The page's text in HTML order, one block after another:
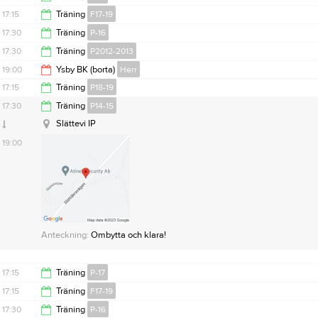
19:30
18:30
17:15 Träning F17-19
18:30
17:30 Träning P-16
19:00
17:30 Träning P2012-2013
19:00
19:00 Ysby BK (borta) Herr
21:00
17:15 Träning P18-19
18:15
Björkevi IP
17:30 Träning P14-15
19:00
Slättevi IP
Anteckning: Ombytta och klara!
17:15 Träning P-17
18:30
17:15 Träning F17-19
17:30 Träning P-16